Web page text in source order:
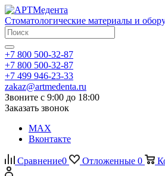
Стоматологические материалы и
+7 800 500-32-87
+7 800 500-32-87
+7 499 946-23-33
zakaz@artmedenta.ru
Звоните с 9:00 до 18:00
Заказать звонок
MAX
Вконтакте
Сравнение0 Отложенные 0